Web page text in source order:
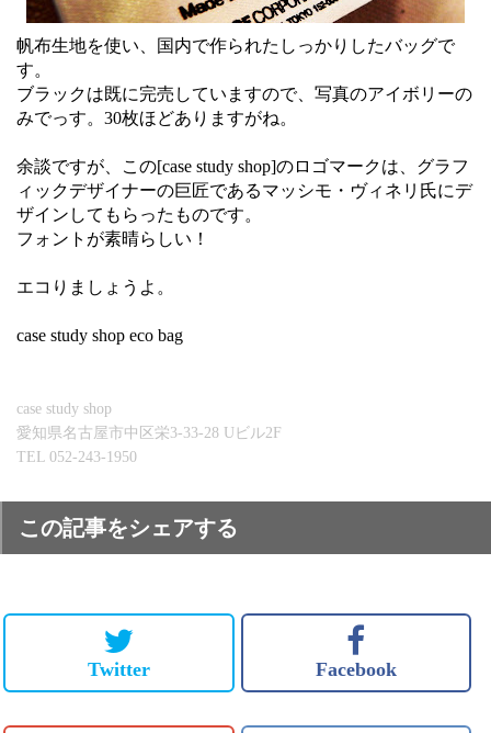
帆布生地を使い、国内で作られたしっかりしたバッグで
す。
ブラックは既に完売していますので、写真のアイボリーの
みでっす。30枚ほどありますがね。
余談ですが、この[case study shop]のロゴマークは、グラフ
ィックデザイナーの巨匠であるマッシモ・ヴィネリ氏にデ
ザインしてもらったものです。
フォントが素晴らしい！
エコりましょうよ。
case study shop eco bag
case study shop
愛知県名古屋市中区栄3-33-28 Uビル2F
TEL 052-243-1950
この記事をシェアする
Twitter Facebook